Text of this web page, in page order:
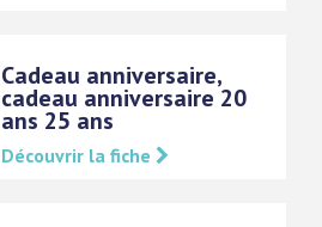
Cadeau anniversaire,
cadeau anniversaire 20
ans 25 ans
Découvrir la fiche